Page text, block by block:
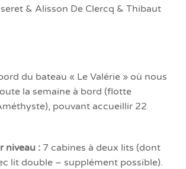
& Alisson De Clercq & Thibaut
du bateau « Le Valérie » où nous
la semaine à bord (flotte
pouvant accueillir 22
niveau : 7 cabines à deux lits (dont
lit double – supplément possible).